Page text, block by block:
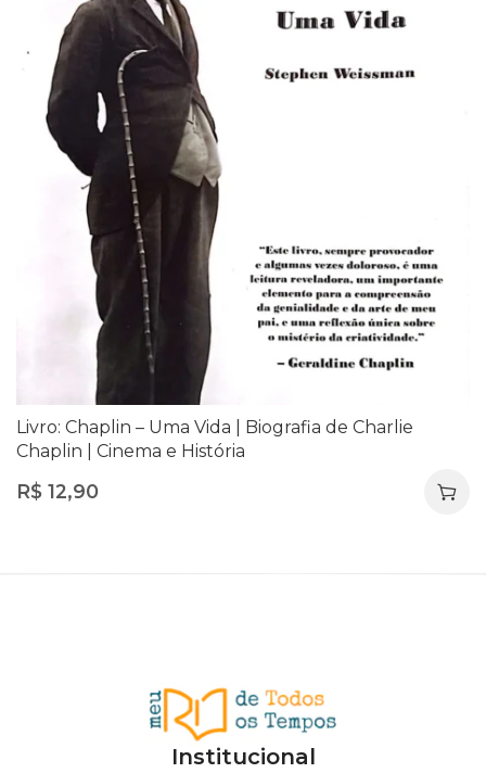
Livro: Chaplin – Uma Vida | Biografia de Charlie
Chaplin | Cinema e História
R$ 12,90
Institucional